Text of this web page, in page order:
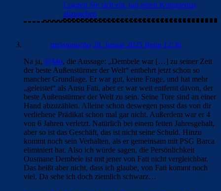
Loggen Sie sich ein, um einen Kommentar
abzugeben
messigaucho 28. Januar 2025 Beim 12:36
Na ja, @Mo, die Aussage: „Dembele war […] zu seiner Zeit
der beste Außenstürmer der Welt“ entbehrt jetzt schon so
mancher Grundlage. Er war gut, keine Frage, und hat mehr
„geleistet“ als Ansu Fati, aber er war weit entfernt davon, der
beste Außenstürmer der Welt zu sein. Seine Tore sind an einer
Hand abzuzählen. Alleine schon deswegen passt das von dir
verliehene Prädikat schon mal gar nicht. Außerdem war er 4
von 6 Jahren verletzt. Natürlich bei einem fetten Jahresgehalt,
aber so ist das Geschäft, das ist nicht seine Schuld. Hinzu
kommt noch sein Verhalten, als er gemeinsam mit PSG Barca
eliminiert hat. Also ich würde sagen, die Persönlichkeit
Ousmane Dembele ist mit jener von Fati nicht vergleichbar.
Das heißt aber nicht, dass ich glaube, von Fati kommt noch
viel. Da sehe ich doch ziemlich schwarz…